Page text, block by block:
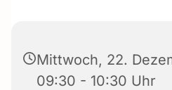
Mittwoch, 22.
09:30 - 10:30 Uhr